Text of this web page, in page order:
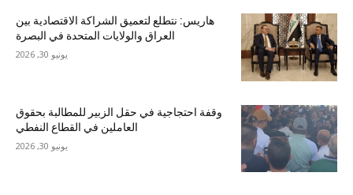
هاريس: نتطلع لتعميق الشراكة الاقتصادية بين
العراق والولايات المتحدة في البصرة
يونيو 30, 2026
وقفة احتجاجية في حقل الزبير للمطالبة بحقوق
العاملين في القطاع النفطي
يونيو 30, 2026